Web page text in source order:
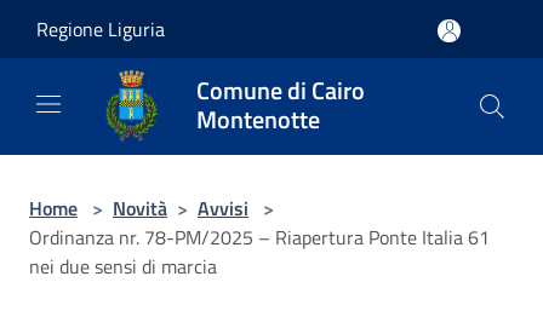
Regione Liguria
Comune di Cairo
Montenotte
Home > Novità > Avvisi >
Ordinanza nr. 78-PM/2025 – Riapertura Ponte Italia 61
nei due sensi di marcia